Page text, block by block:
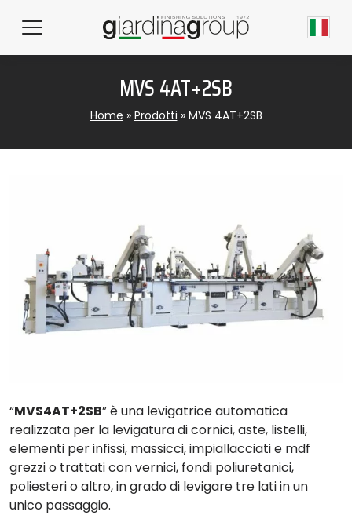
MVS 4AT+2SB
Home » Prodotti » MVS 4AT+2SB
“MVS4AT+2SB” è una levigatrice automatica
realizzata per la levigatura di cornici, aste, listelli,
elementi per infissi, massicci, impiallacciati e mdf
grezzi o trattati con vernici, fondi poliuretanici,
poliesteri o altro, in grado di levigare tre latiin un
unico passaggio.